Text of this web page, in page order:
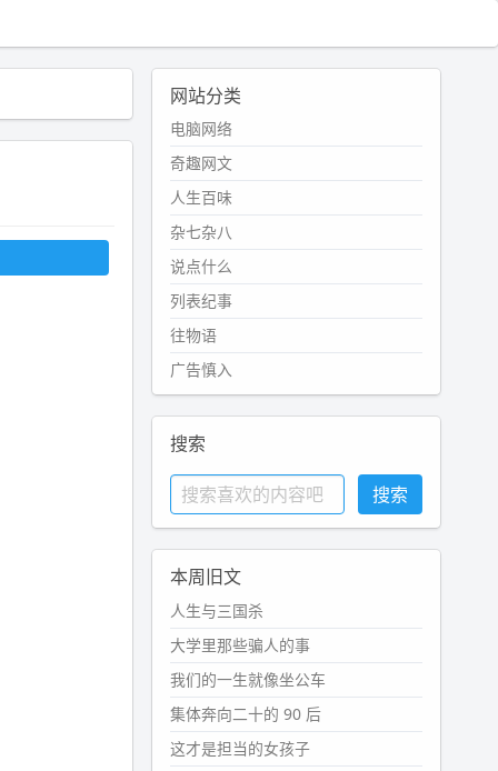
网站分类
电脑网络
奇趣网文
人生百味
杂七杂八
说点什么
列表纪事
往物语
广告慎入
搜索
本周旧文
人生与三国杀
大学里那些骗人的事
我们的一生就像坐公车
集体奔向二十的 90 后
这才是担当的女孩子